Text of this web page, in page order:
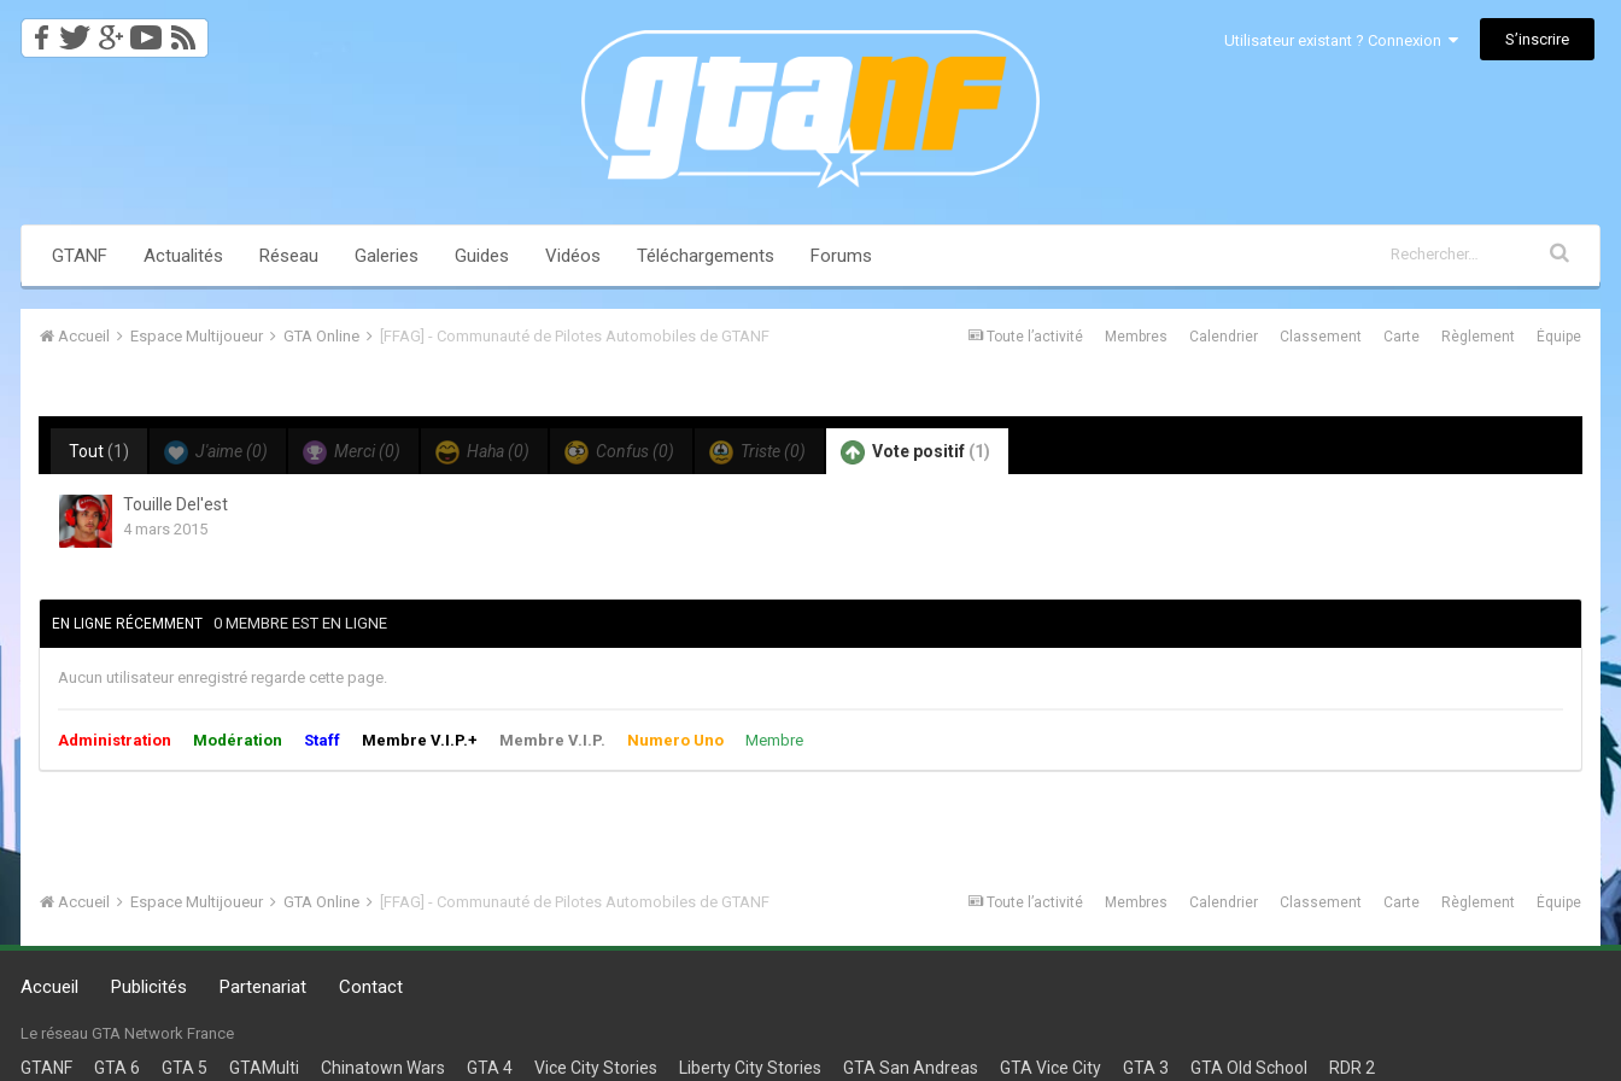
Utilisateur existant ? Connexion S’inscrire
GTANF Actualités Réseau Galeries Guides Vidéos Téléchargements Forums
Toute l’activité Membres Calendrier Classement Carte Règlement Équipe
Accueil Espace Multijoueur GTA Online [FFAG] - Communauté de Pilotes Automobiles de GTANF
Tout(1) J'aime (0) Merci (0) Haha (0) Confus (0) Triste (0) Vote positif (1)
Touille Del'est
4 mars 2015
EN LIGNE RÉCEMMENT 0 MEMBRE EST EN LIGNE
Aucun utilisateur enregistré regarde cette page.
Administration Modération Staff Membre V.I.P.+ Membre V.I.P. Numero Uno Membre
Toute l’activité Membres Calendrier Classement Carte Règlement Équipe
Accueil Espace Multijoueur GTA Online [FFAG] - Communauté de Pilotes Automobiles de GTANF
Accueil Publicités Partenariat Contact
Le réseau GTA Network France
GTANF GTA 6 GTA 5 GTAMulti Chinatown Wars GTA 4 Vice City Stories Liberty City Stories GTA San Andreas GTA Vice City GTA 3 GTA Old School RDR 2